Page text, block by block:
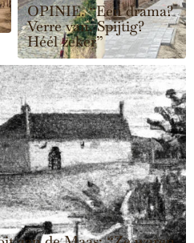
OPINIE. “Een drama?
Verre van. Spijtig?
Héél zeker”